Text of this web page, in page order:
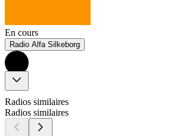
En cours
Radio Alfa Silkeborg
Radios similaires
Radios similaires